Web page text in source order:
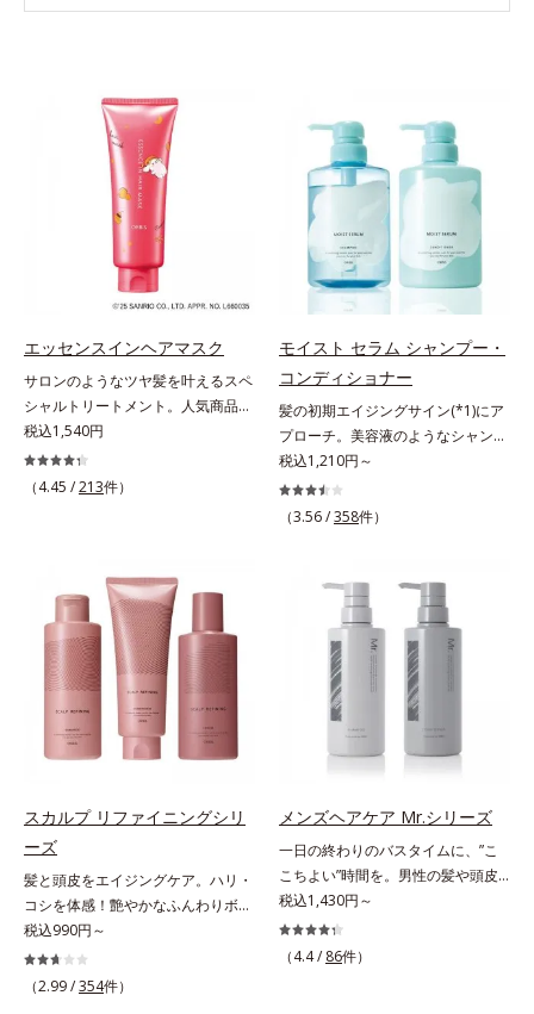
エッセンスインヘアマスク
サロンのようなツヤ髪を叶えるスペ
シャルトリートメント。人気商品
「エッセンスインヘアミルク」と同
じシリーズの、お風呂で美しいツヤ
髪を叶えるスペシャルヘアマスクで
らに毛髪保護成分がダメージを受け
ている部位に吸着して、キューティ
クル表面をリペア。髪の内外にアプ
ローチして、乾燥などの外的刺激か
ら守り抜き、ダメージ(*2)を立て直
し(*3)ます。お風呂でシャンプー後
に適量を髪になじませ、置き時間は
0秒。なじませてすぐに洗い流す手
る、まるでサロン帰りのようなうる
おうツヤ髪を叶えます。*1 毛髪補
修成分（イソステアリン酸、イソス
テアロイル加水分解コラーゲン、イ
ソステアロイル加水分解シルク、ス
フィンゴ糖脂質、トコフェロール、
グリセリン、糖脂質、BG、イソス
テアリン酸、イソステアロイル加水
税込1,540円
（4.45 /213件）
モイスト セラム シャンプー・
コンディショナー
髪の初期エイジングサイン(*1)にア
プローチ。美容液のようなシャンプ
ー＆コンディショナーで触れていた
くなるうるツヤ髪へ。「髪のうねり
が気になる」「乾燥してパサつく」
アプローチする、オルビスのモイス
トセラムシリーズ。まるでスキンケ
アアイテムのように美容液成分(*2)
を6つも配合。保水してうるおいを
逃さない成分と、深く浸透してうる
おいで満たす成分で、髪も地肌も贅
沢にケアします。さらにうるおいを
行き渡らせる浸透力と、うるおいを
用。髪のうねりを抑え、スタイリン
なるうるツヤ髪へと導きます。ヒノ
キ、ラベンダー、ゼラニウムによる
リフレッシュアロマの香りで、バス
ルームがここちよいリラックス空間
に。*1 うねり、パサつき*2 保湿成
税込1,210円～
（3.56 /358件）
スカルプ リファイニングシリ
ーズ
髪と頭皮をエイジングケア。ハリ・
コシを体感！艶やかなふんわりボリ
ューム美髪へ。「抜け毛が目立つ」
「ボリュームがない」「ハリ・コシ
がない」という年齢による3大髪悩
税込990円～
（2.99 /354件）
メンズヘアケア Mr.シリーズ
一日の終わりのバスタイムに、”こ
こちよい”時間を。男性の髪や頭皮
は汗や余分な皮脂に加え、ハードワ
ックスやスプレーなど性質が異なる
汚れがたまりやすい環境にありま
税込1,430円～
（4.4 / 86件）